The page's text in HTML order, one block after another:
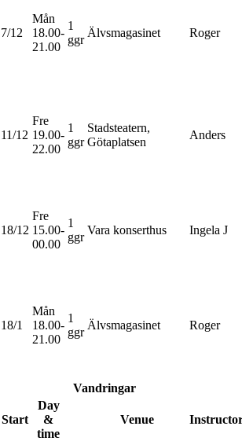
7/12
Mån
18.00-
21.00
1
ggr
Älvsmagasinet Roger
11/12
Fre
19.00-
22.00
1
ggr
Stadsteatern,
Götaplatsen
Anders
18/12
Fre
15.00-
00.00
1
ggr
Vara konserthus Ingela J
18/1
Mån
18.00-
21.00
1
ggr
Älvsmagasinet Roger
Vandringar
Start
Day
&
time
Venue